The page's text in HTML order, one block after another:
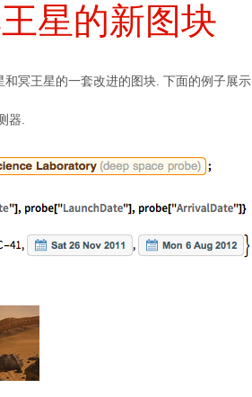
星的新图块
冥王星的一套改进的图块. 下面的例子展
器.